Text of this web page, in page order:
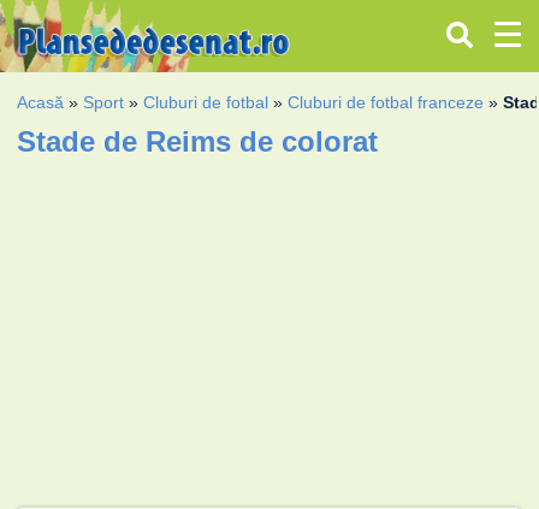
Acasă » Sport »Cluburi de fotbal »Cluburi de fotbal franceze »
Stade de Reims de colorat